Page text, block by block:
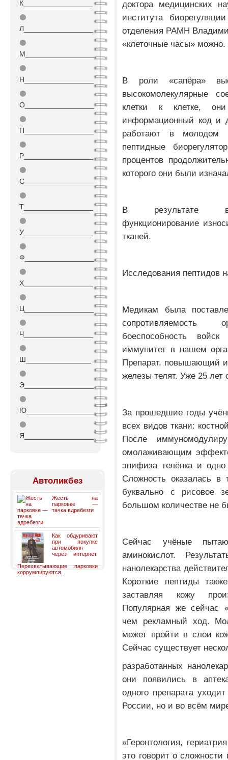
К_________________
⚫
Л_________________
⚫
М_________________
⚫
Н_________________
⚫
О_________________
⚫
П_________________
⚫
Р_________________
⚫
С_________________
⚫
Т_________________
⚫
У_________________
⚫
Ф_________________
⚫
Х_________________
⚫
Ц_________________
⚫
Ч_________________
⚫
Ш________________
⚫
Э_________________
⚫
Ю_________________
⚫
Я_________________
Автоликбез
Жесть на
парковке —
тачка вдребезги
Как обдуривают
при покупке
автомобиля
через интернет.
Перехватывающие парковки
коррумпируются.
доктора медицинских
института
отделения РАМН
«клеточные часы» можно.
В роли «сапёра»
высокомолекулярные
клетки к клетке,
информационный код и
работают в молодом
пептидные
процентов
которого они были
В результате
функционирование
тканей.
Исследования пептидов
Медикам была
боеспособность
иммунитет в нашем
Препарат, повышающий
железы телят. Уже 25 лет
За прошедшие годы
всех видов ткани:
После
омолаживающим
эпифиза телёнка и
Сложность оказалась
буквально с рисовое
большом количестве не
Сейчас учёные
аминокислот.
нанолекарства
Короткие пептиды
заставляя кожу
Популярная же сейчас
чем рекламный ход.
может пройти в слои
Сейчас существует
разработанных
они появились в
одного препарата
России, но и во всём
«Геронтология,
это говорит о